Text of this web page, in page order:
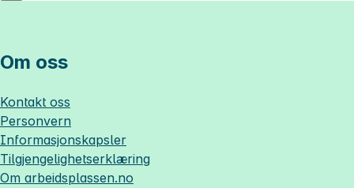
Om oss
Kontakt oss
Personvern
Informasjonskapsler
Tilgjengelighetserklæring
Om arbeidsplassen.no